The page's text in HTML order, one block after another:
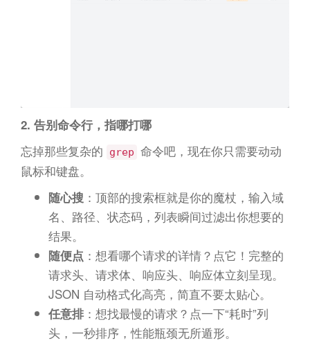
2. 告别命令行，指哪打哪
忘掉那些复杂的 grep 命令吧，现在你只需要动动
鼠标和键盘。
随心搜 ：顶部的搜索框就是你的魔杖，输入域
名、路径、状态码，列表瞬间过滤出你想要的
结果。
随便点 ：想看哪个请求的详情？点它！完整的
请求头、请求体、响应头、响应体立刻呈现。
JSON 自动格式化高亮，简直不要太贴心。
任意排 ：想找最慢的请求？点一下“耗时”列
头，一秒排序，性能瓶颈无所遁形。